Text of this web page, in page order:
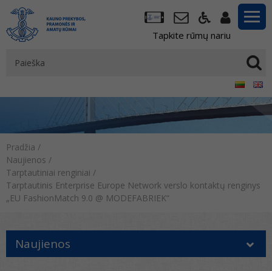
Tapkite rūmų nariu
Pradžia /
Naujienos /
Tarptautiniai renginiai /
Tarptautinis Enterprise Europe Network verslo kontaktų renginys
„EU FashionMatch 9.0 @ MODEFABRIEK“
Naujienos